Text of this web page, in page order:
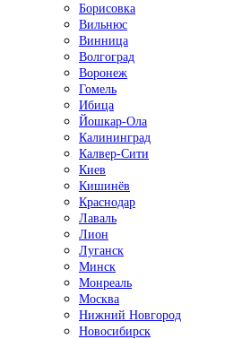
Борисовка
Вильнюс
Винница
Волгоград
Воронеж
Гомель
Ибица
Йошкар-Ола
Калининград
Калвер-Сити
Киев
Кишинёв
Краснодар
Лаваль
Лион
Луганск
Минск
Монреаль
Москва
Нижний Новгород
Новосибирск